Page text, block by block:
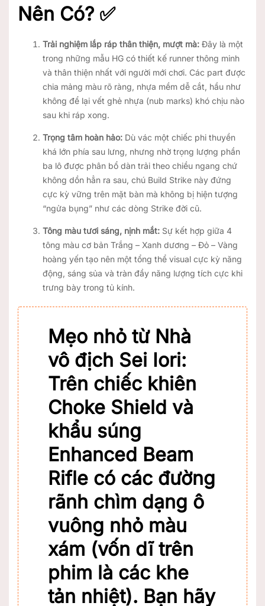
Nên Có? ✅
Trải nghiệm lắp ráp thân thiện, mượt mà: Đây là một
trong những mẫu HG có thiết kế runner thông minh
và thân thiện nhất với người mới chơi. Các part được
chia mảng màu rõ ràng, nhựa mềm dễ cắt, hầu như
không để lại vết ghẻ nhựa (nub marks) khó chịu nào
sau khi ráp xong.
Trọng tâm hoàn hảo: Dù vác một chiếc phi thuyền
khá lớn phía sau lưng, nhưng nhờ trọng lượng phần
ba lô được phân bổ dàn trải theo chiều ngang chứ
không dồn hẳn ra sau, chú Build Strike này đứng
cực kỳ vững trên mặt bàn mà không bị hiện tượng
“ngửa bụng” như các dòng Strike đời cũ.
Tông màu tươi sáng, nịnh mắt: Sự kết hợp giữa 4
tông màu cơ bản Trắng – Xanh dương – Đỏ – Vàng
hoàng yến tạo nên một tổng thể visual cực kỳ năng
động, sáng sủa và tràn đầy năng lượng tích cực khi
trưng bày trong tủ kính.
Mẹo nhỏ từ Nhà
vô địch Sei Iori:
Trên chiếc khiên
Choke Shield và
khẩu súng
Enhanced Beam
Rifle có các đường
rãnh chìm dạng ô
vuông nhỏ màu
xám (vốn dĩ trên
phim là các khe
tản nhiệt). Bạn hãy